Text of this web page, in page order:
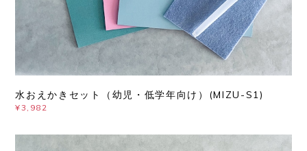
水おえかきセット（幼児・低学年向け）(MIZU-S1)
¥3,982